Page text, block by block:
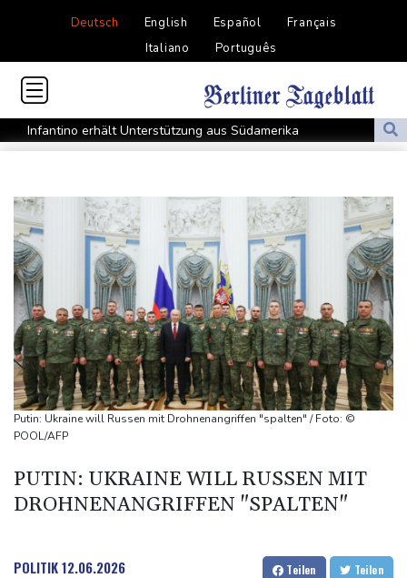
Deutsch English Español
Français
Italiano
Português
Infantino erhält Unterstützung aus Südamerika
Selenskyj erstmals seit Beginn von Ukraine-Krieg in Serbien -
Auftakt-Misere gestoppt: Berlin gewinnt in Bochum
Trump macht erneut Druck auf Zentralbank-Vorständin Cook
"Medizinische Bedenken": Asllani bleibt bei Hoffenheim
Eurojackpot geknackt: Mehr als 32 Millionen Euro gehen nach
Nordrhein-Westfalen
Menschenrechtsgruppen: Mehr als 140 Tote bei Migrationskrise
in Ceuta
Mindestens zehn Tote bei Angriffen der pro-iranischen Huthis im
Jemen
US-Senat stimmt für verschärfte Sanktionen gegen Russland
kündigt Berufung an
Putin: Ukraine will Russen mit Drohnenangriffen "spalten" / Foto: ©
POOL/AFP
PUTIN: UKRAINE WILL RUSSEN MIT
DROHNENANGRIFFEN "SPALTEN"
POLITIK12.06.2026 Teilen Teilen